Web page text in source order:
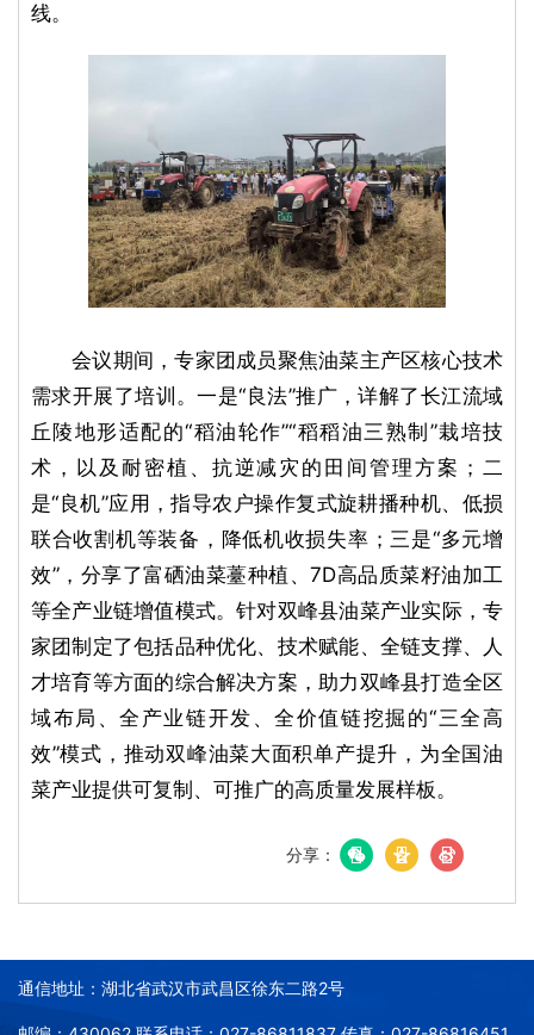
线。
会议期间，专家团成员聚焦油菜主产区核心技术
需求开展了培训。一是“良法”推广，详解了长江流域
丘陵地形适配的“稻油轮作”“稻稻油三熟制”栽培技
术，以及耐密植、抗逆减灾的田间管理方案；二
是“良机”应用，指导农户操作复式旋耕播种机、低损
联合收割机等装备，降低机收损失率；三是“多元增
效”，分享了富硒油菜薹种植、7D高品质菜籽油加工
等全产业链增值模式。针对双峰县油菜产业实际，专
家团制定了包括品种优化、技术赋能、全链支撑、人
才培育等方面的综合解决方案，助力双峰县打造全区
域布局、全产业链开发、全价值链挖掘的“三全高
效”模式，推动双峰油菜大面积单产提升，为全国油
菜产业提供可复制、可推广的高质量发展样板。
分享：
通信地址：湖北省武汉市武昌区徐东二路2号